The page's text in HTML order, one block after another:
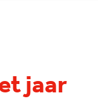
jaar